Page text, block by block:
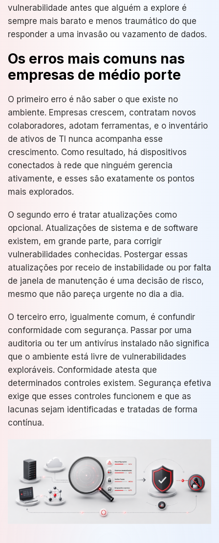
vulnerabilidade antes que alguém a explore é
sempre mais barato e menos traumático do que
responder a uma invasão ou vazamento de dados.
Os erros mais comuns nas
empresas de médio porte
O primeiro erro é não saber o que existe no
ambiente. Empresas crescem, contratam novos
colaboradores, adotam ferramentas, e o inventário
de ativos de TI nunca acompanha esse
crescimento. Como resultado, há dispositivos
conectados à rede que ninguém gerencia
ativamente, e esses são exatamente os pontos
mais explorados.
O segundo erro é tratar atualizações como
opcional. Atualizações de sistema e de software
existem, em grande parte, para corrigir
vulnerabilidades conhecidas. Postergar essas
atualizações por receio de instabilidade ou por falta
de janela de manutenção é uma decisão de risco,
mesmo que não pareça urgente no dia a dia.
O terceiro erro, igualmente comum, é confundir
conformidade com segurança. Passar por uma
auditoria ou ter um antivírus instalado não significa
que o ambiente está livre de vulnerabilidades
exploráveis. Conformidade atesta que
determinados controles existem. Segurança efetiva
exige que esses controles funcionem e que as
lacunas sejam identificadas e tratadas de forma
contínua.